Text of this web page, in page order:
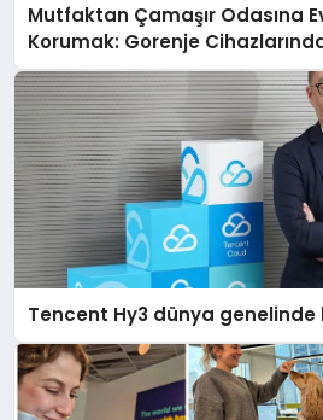
Mutfaktan Çamaşır Odasına
Korumak: Gorenje
Destek Deneyimi
Tencent Hy3 dünya genelinde